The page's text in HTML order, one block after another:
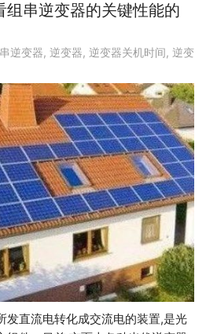
组串逆变器的关键性能的
逆变器, 逆变器, 逆变器关机时间, 逆变
发直流电转化成交流电的装置,是光